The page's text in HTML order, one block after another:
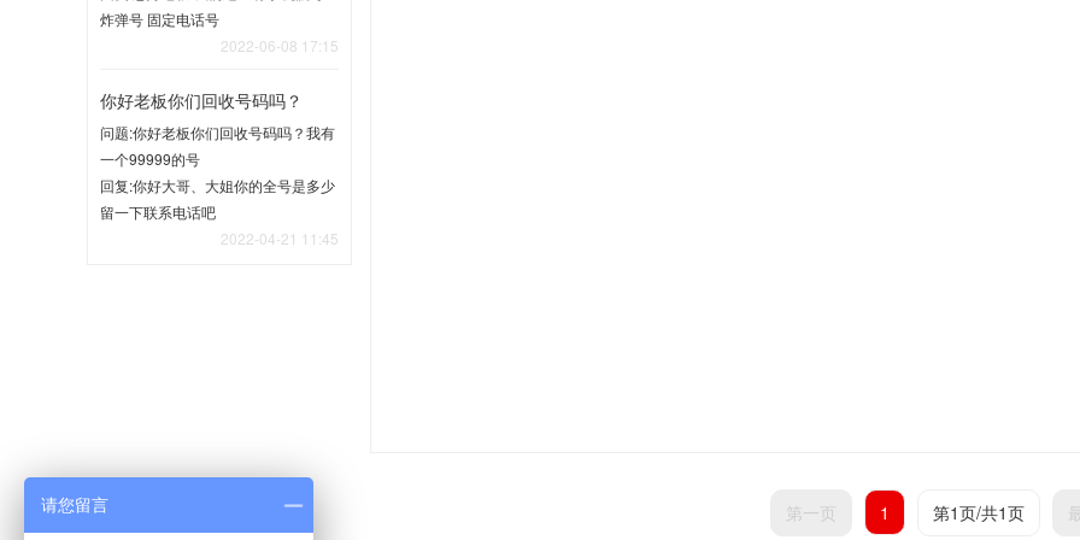
炸弹号 固定电话号
2022-06-08 17:15
你好老板你们回收号码吗？
问题:你好老板你们回收号码吗？我有
一个99999的号
回复:你好大哥、大姐你的全号是多少
留一下联系电话吧
2022-04-21 11:45
第一页 1 第1页/共1页
请您留言